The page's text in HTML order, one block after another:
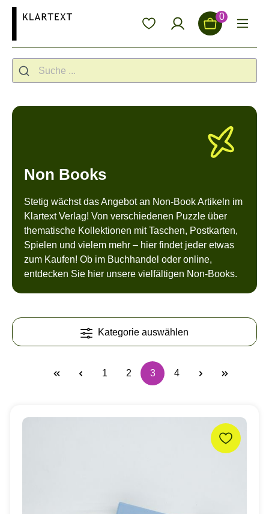
springen 0
Non Books
Stetig wächst das Angebot an Non-Book Artikeln im
Klartext Verlag! Von verschiedenen Puzzle über
thematische Kollektionen mit Taschen, Postkarten,
Spielen und vielem mehr – hier findet jeder etwas
zum Kaufen! Ob im Buchhandel oder online,
entdecken Sie hier unsere vielfältigen Non-Books.
Kategorie auswählen
Seite
1
Seite
2
Seite
3
Seite
4